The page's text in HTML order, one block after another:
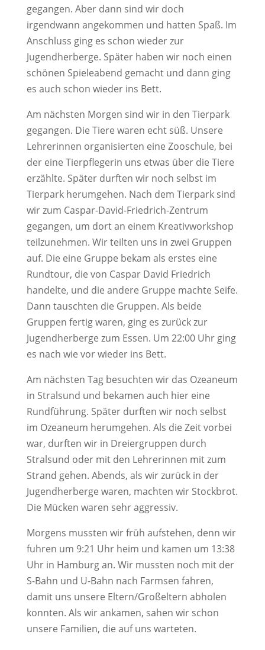
gegangen. Aber dann sind wir doch
irgendwann angekommen und hatten Spaß. Im
Anschluss ging es schon wieder zur
Jugendherberge. Später haben wir noch einen
schönen Spieleabend gemacht und dann ging
es auch schon wieder ins Bett.
Am nächsten Morgen sind wir in den Tierpark
gegangen. Die Tiere waren echt süß. Unsere
Lehrerinnen organisierten eine Zooschule, bei
der eine Tierpflegerin uns etwas über die Tiere
erzählte. Später durften wir noch selbst im
Tierpark herumgehen. Nach dem Tierpark sind
wir zum Caspar-David-Friedrich-Zentrum
gegangen, um dort an einem Kreativworkshop
teilzunehmen. Wir teilten uns in zwei Gruppen
auf. Die eine Gruppe bekam als erstes eine
Rundtour, die von Caspar David Friedrich
handelte, und die andere Gruppe machte Seife.
Dann tauschten die Gruppen. Als beide
Gruppen fertig waren, ging es zurück zur
Jugendherberge zum Essen. Um 22:00 Uhr ging
es nach wie vor wieder ins Bett.
Am nächsten Tag besuchten wir das Ozeaneum
in Stralsund und bekamen auch hier eine
Rundführung. Später durften wir noch selbst
im Ozeaneum herumgehen. Als die Zeit vorbei
war, durften wir in Dreiergruppen durch
Stralsund oder mit den Lehrerinnen mit zum
Strand gehen. Abends, als wir zurück in der
Jugendherberge waren, machten wir Stockbrot.
Die Mücken waren sehr aggressiv.
Morgens mussten wir früh aufstehen, denn wir
fuhren um 9:21 Uhr heim und kamen um 13:38
Uhr in Hamburg an. Wir mussten noch mit der
S-Bahn und U-Bahn nach Farmsen fahren,
damit uns unsere Eltern/Großeltern abholen
konnten. Als wir ankamen, sahen wir schon
unsere Familien, die auf uns warteten.